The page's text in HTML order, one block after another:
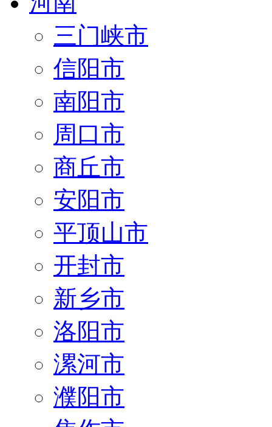
三门峡市
信阳市
南阳市
周口市
商丘市
安阳市
平顶山市
开封市
新乡市
洛阳市
漯河市
濮阳市